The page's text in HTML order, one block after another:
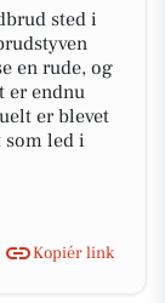
sted i
en rude, og
er endnu
er blevet
som led i
Kopiér link